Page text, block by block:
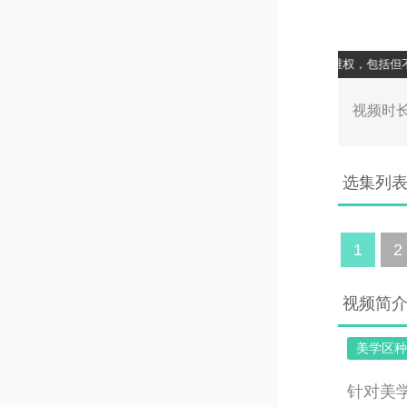
为，一经发现，BITC将采取最严厉的措施进行打击并维权，包括但不限
视频时
选集列表
1 2
视频简介
美学区
针对美